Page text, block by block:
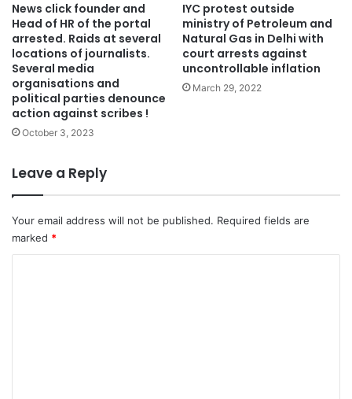
News click founder and
Head of HR of the portal
arrested. Raids at several
locations of journalists.
Several media
organisations and
political parties denounce
action against scribes !
October 3, 2023
IYC protest outside
ministry of Petroleum and
Natural Gas in Delhi with
court arrests against
uncontrollable inflation
March 29, 2022
Leave a Reply
Your email address will not be published. Required fields are
marked *